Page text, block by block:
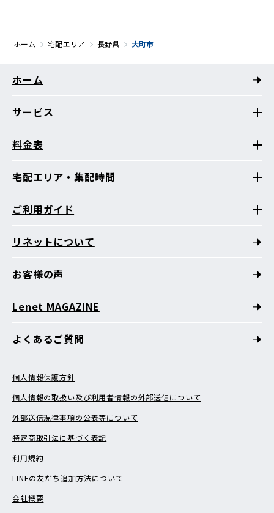
ホーム 宅配エリア 長野県 大町市
ホーム
サービス
料金表
宅配エリア・集配時間
ご利用ガイド
リネットについて
お客様の声
Lenet MAGAZINE
よくあるご質問
個人情報保護方針
個人情報の取扱い及び利用者情報の外部送信について
外部送信規律事項の公表等について
特定商取引法に基づく表記
利用規約
LINEの友だち追加方法について
会社概要